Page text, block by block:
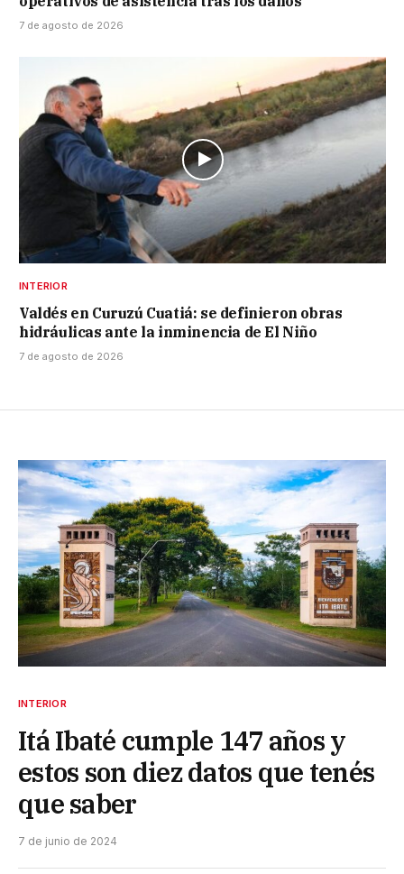
7 de agosto de 2026
INTERIOR
Valdés en Curuzú Cuatiá: se definieron obras
hidráulicas ante la inminencia de El Niño
7 de agosto de 2026
INTERIOR
Itá Ibaté cumple 147 años y
estos son diez datos que tenés
que saber
7 de junio de 2024